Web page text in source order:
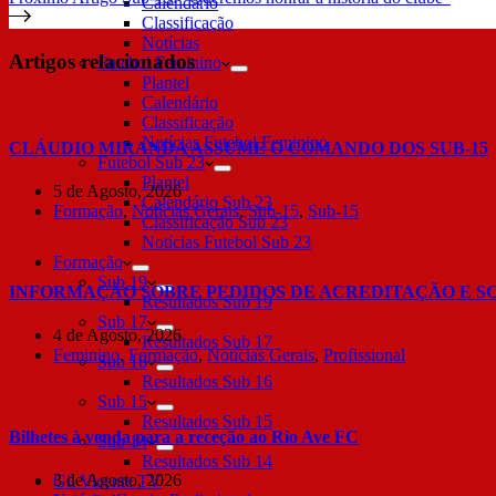
Classificação
Notícias
Futebol Feminino
Plantel
Calendário
Classificação
Notícias Futebol Feminino
Futebol Sub 23
Plantel
Calendário Sub 23
Classificação Sub 23
Notícias Futebol Sub 23
Formação
Sub 19
Resultados Sub 19
Sub 17
Resultados Sub 17
Sub 16
Resultados Sub 16
Sub 15
Resultados Sub 15
Sub 14
Resultados Sub 14
Gil Vicente TV
Artigos relacionados
CLÁUDIO MIRANDA ASSUME O COMANDO DOS SUB-15
5 de Agosto, 2026
Formação,Notícias Gerais,Sub-15, Sub-15
INFORMAÇÃO SOBRE PEDIDOS DE ACREDITAÇÃO E
4 de Agosto, 2026
Feminino, Formação,Notícias Gerais, Profissional
Bilhetes à venda para a receção ao Rio Ave FC
3 de Agosto, 2026